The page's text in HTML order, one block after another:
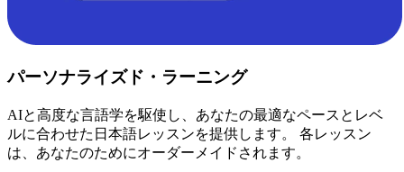
パーソナライズド・ラーニング
AIと高度な言語学を駆使し、あなたの最適なペースとレベ
ルに合わせた日本語レッスンを提供します。 各レッスン
は、あなたのためにオーダーメイドされます。